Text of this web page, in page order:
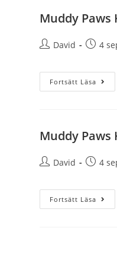
Muddy Paws
David 4
Fortsätt Läsa
Muddy Paws
David 4
Fortsätt Läsa